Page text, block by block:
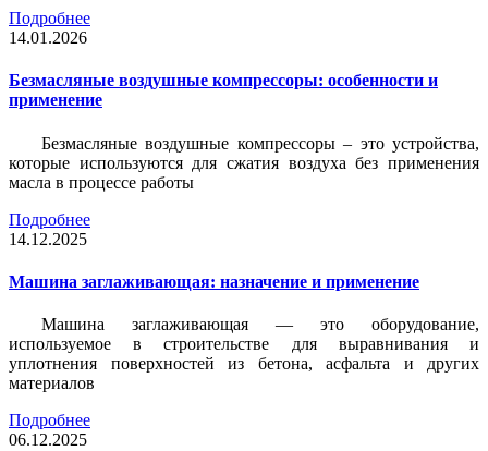
Подробнее
14.01.2026
Безмасляные воздушные компрессоры: особенности и
применение
Безмасляные воздушные компрессоры – это устройства,
которые используются для сжатия воздуха без применения
масла в процессе работы
Подробнее
14.12.2025
Машина заглаживающая: назначение и применение
Машина заглаживающая — это оборудование,
используемое в строительстве для выравнивания и
уплотнения поверхностей из бетона, асфальта и других
материалов
Подробнее
06.12.2025